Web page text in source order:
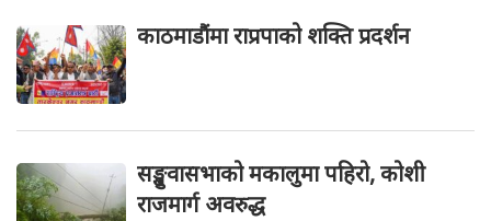
काठमाडौंमा राप्रपाको शक्ति प्रदर्शन
सङ्खुवासभाको मकालुमा पहिरो, कोशी
राजमार्ग अवरुद्ध